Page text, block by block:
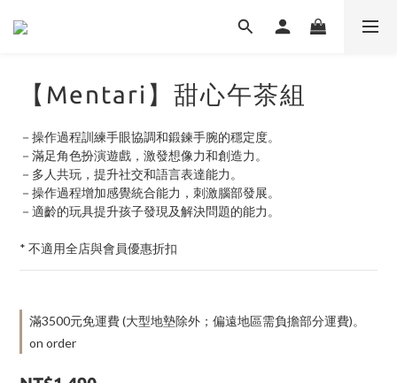
【Mentari】甜心午茶組
－操作過程訓練手眼協調和鍛鍊手腕的穩定度。
－滿足角色扮演遊戲，激發想像力和創造力。
－多人共玩，提升社交和語言表達能力。
－操作過程增加感覺統合能力，刺激腦部發展。
－適齡的玩具提升孩子發現及解決問題的能力。
* 不適用全店與會員優惠折扣
滿3500元免運費 (大型地墊除外；偏遠地區需負擔部分運費)。
on order